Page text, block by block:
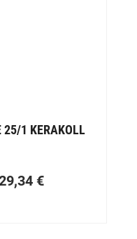
25/1 KERAKOLL
€